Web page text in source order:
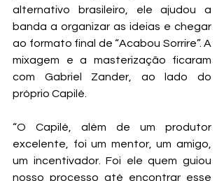
alternativo brasileiro, ele ajudou a
banda a organizar as ideias e chegar
ao formato final de “Acabou Sorrire”. A
mixagem e a masterização ficaram
com Gabriel Zander, ao lado do
próprio Capilé.
“O Capilé, além de um produtor
excelente, foi um mentor, um amigo,
um incentivador. Foi ele quem guiou
nosso processo até encontrar esse